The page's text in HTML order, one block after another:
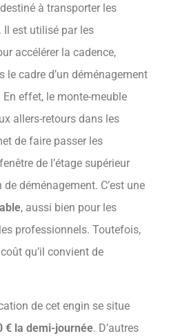
à transporter les
Il est utilisé par les
accélérer la cadence,
le cadre d’un déménagement
effet, le monte-meuble
allers-retours dans les
de faire passer les
de l’étage supérieur
de déménagement. C’est une
, aussi bien pour les
professionnels. Toutefois,
qu’il convient de
de cet engin se situe
€ la demi-journée. D’autres